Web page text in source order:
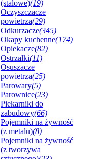
(stalowe)(19)
Oczyszczacze
powietrza(29)
Odkurzacze(345)
Okapy kuchenne(174)
Opiekacze(82)
Ostrzałki(11)
Osuszacze
powietrza(25)
Parowary(5)
Parownice(23)
Piekarniki do
zabudowy(66)
Pojemniki na żywność
(z metalu)(8)
Pojemniki na żywność
(z tworzywa